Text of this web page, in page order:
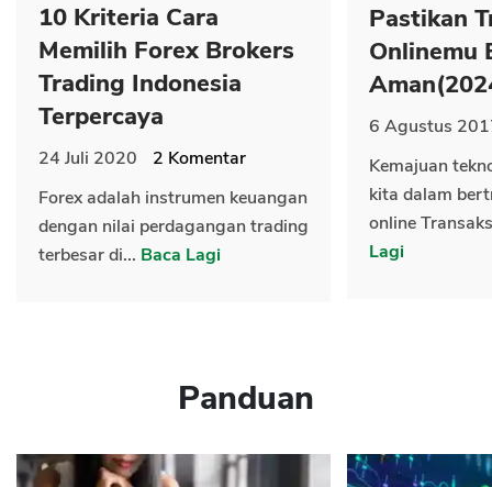
10 Kriteria Cara
Memilih Forex Brokers
Trading Indonesia
Terpercaya
24 Juli 2020 2 Komentar
Forex adalah instrumen keuangan
dengan nilai perdagangan trading
terbesar di... Baca Lagi
Pastikan
Onlinemu
6 Agustus
Kemajuan
kita dalam
online
Lagi
Panduan